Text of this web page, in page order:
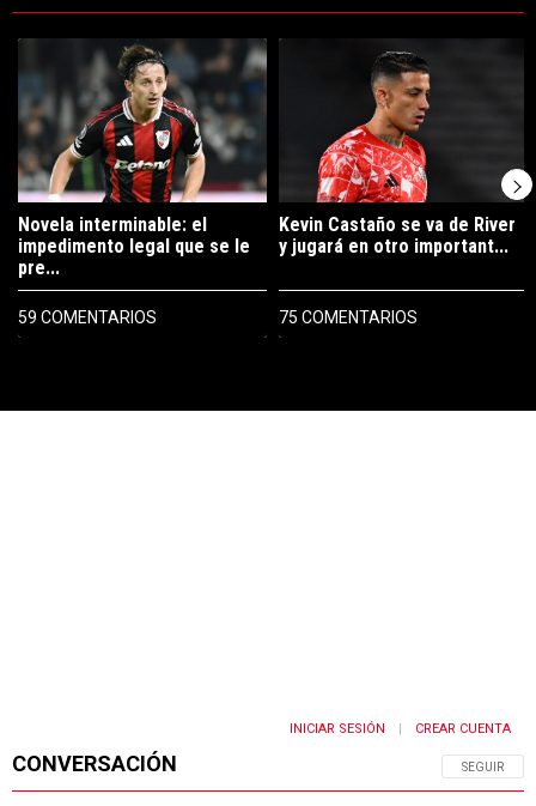
Un artículo de tendencia con el título "Novela interminable: el
Novela interminable: el
impedimento legal que se le
pre...
59 COMENTARIOS
Un artículo de tendencia con el
Kevin Castaño se va de River
y jugará en otro important...
75 COMENTARIOS
CONVERSACIÓN SIGA ESTA
SEGUIR
INICIAR SESIÓN CREAR CUENTA